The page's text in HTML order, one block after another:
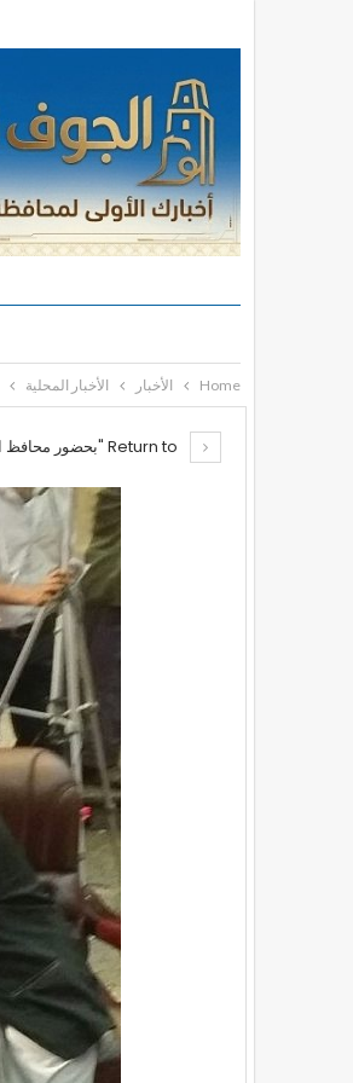
Home الأخبار الأخبار المحلية